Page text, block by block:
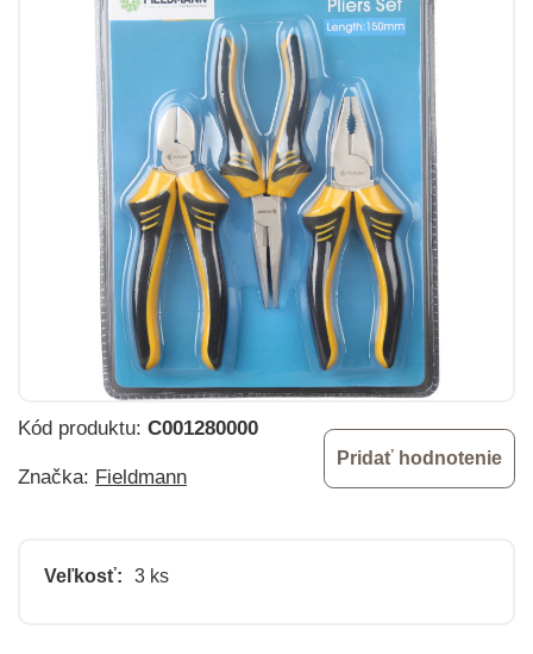
Kód produktu: C001280000
Značka: Fieldmann
Pridať hodnotenie
Veľkosť: 3 ks